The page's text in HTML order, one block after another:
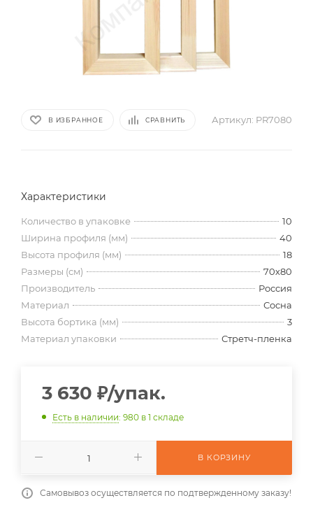
В ИЗБРАННОЕ СРАВНИТЬ Артикул: PR7080
Характеристики
Количество в упаковке
10
Ширина профиля (мм)
40
Высота профиля (мм)
18
Размеры (см)
70х80
Производитель
Россия
Материал
Сосна
Высота бортика (мм)
3
Материал упаковки
Стретч-пленка
3 630 ₽/упак.
Есть в наличии: 980 в 1 складе
В КОРЗИНУ
Самовывоз осуществляется по подтвержденному заказу!